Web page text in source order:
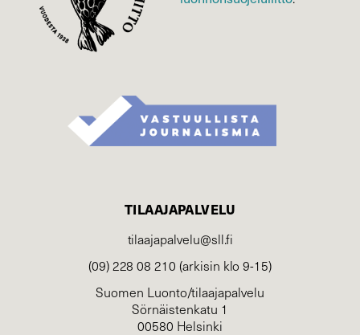
TILAAJAPALVELU
tilaajapalvelu@sll.fi
(09) 228 08 210 (arkisin klo 9-15)
Suomen Luonto/tilaajapalvelu
Sörnäistenkatu 1
00580 Helsinki